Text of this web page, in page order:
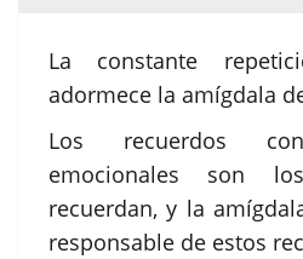
La constante
adormece la amígdala
Los recuerdos
emocionales son
recuerdan, y la
responsable de estos